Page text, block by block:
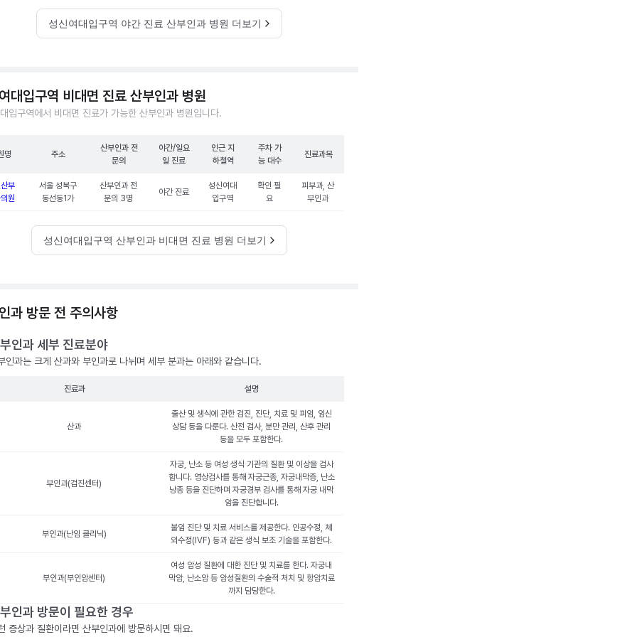
성신여대입구역 야간 진료 산부인과 병원 더보기
대입구역 비대면 진료 산부인과 병원
입구역에서 비대면 진료가 가능한 산부인과 병원입니다.
명 주소
산부인과 전
문의
야간/일요
일 진료
인근 지
하철역
주차 가
능 대수
진료과목
부
원
서울 성북구
동선동1가
산부인과 전
문의 3명
야간 진료
성신여대
입구역
확인 필
요
피부과, 산
부인과
성신여대입구역 산부인과 비대면 진료 병원 더보기
과 방문 전 주의사항
인과 세부 진료분야
인과는 크게 산과와 부인과로 나뉘며 세부 분과는 아래와 같습니다.
진료과 설명
산과
출산 및 생식에 관한 검진, 진단, 치료 및 피임, 임신
상담 등을 다룬다. 산전 검사, 분만 관리, 산후 관리
등을 모두 포함한다.
부인과(검진센터)
자궁, 난소 등 여성 생식 기관의 질환 및 이상을 검사
합니다. 영상검사를 통해 자궁근종, 자궁내막증, 난소
낭종 등을 진단하며 자궁경부 검사를 통해 자궁 내막
암을 진단합니다.
부인과(난임 클리닉)
불임 진단 및 치료 서비스를 제공한다. 인공수정, 체
외수정(IVF) 등과 같은 생식 보조 기술을 포함한다.
부인과(부인암센터)
여성 암성 질환에 대한 진단 및 치료를 한다. 자궁내
막암, 난소암 등 암성질환의 수술적 처치 및 항암치료
까지 담당한다.
인과 방문이 필요한 경우
증상과 질환이라면 산부인과에 방문하시면 돼요.